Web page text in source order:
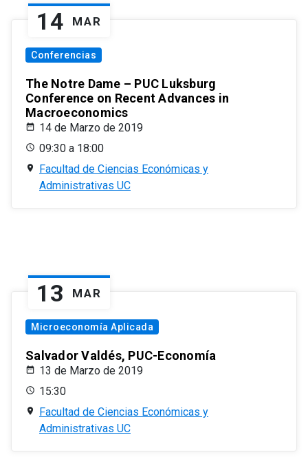
14 MAR
Conferencias
The Notre Dame – PUC Luksburg
Conference on Recent Advances in
Macroeconomics
14 de Marzo de 2019
09:30 a 18:00
Facultad de Ciencias Económicas y
Administrativas UC
13 MAR
Microeconomía Aplicada
Salvador Valdés, PUC-Economía
13 de Marzo de 2019
15:30
Facultad de Ciencias Económicas y
Administrativas UC